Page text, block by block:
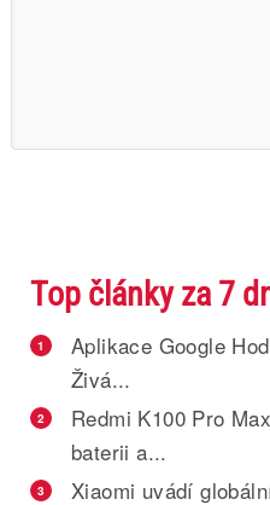
Top články za 7
1
Aplikace Google
Živá...
2
Redmi K100 Pro
baterii a...
3
Xiaomi uvádí